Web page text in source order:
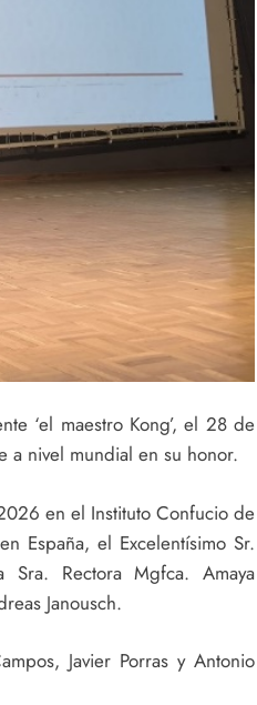
‘el maestro Kong’, el 28 de
nivel mundial en su honor.
en el Instituto Confucio de
España, el Excelentísimo Sr.
Rectora Mgfca. Amaya
Janousch.
Javier Porras y Antonio